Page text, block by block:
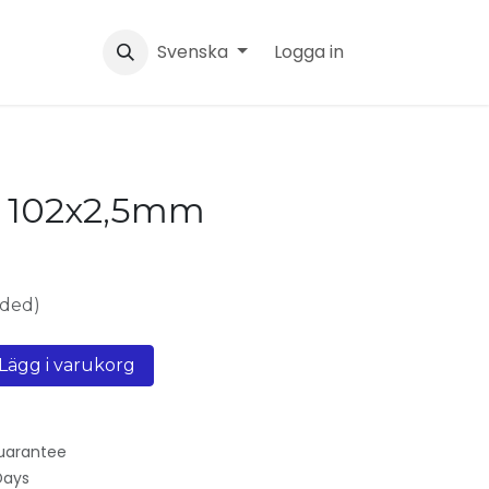
Svenska Logga in
Lägg i varukorg